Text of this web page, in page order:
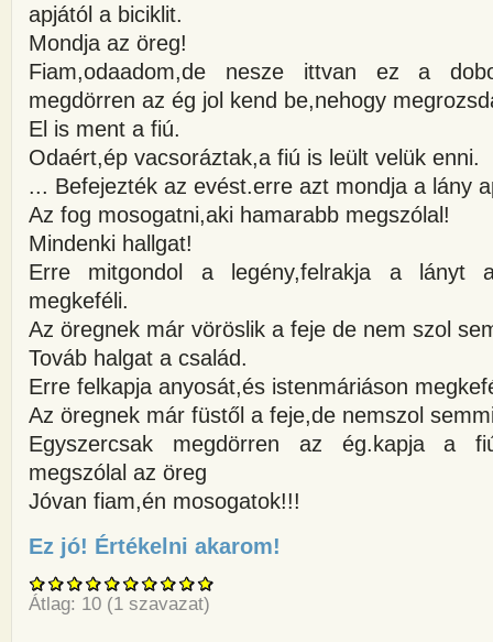
apjától a biciklit.
Mondja az öreg!
Fiam,odaadom,de nesze ittvan ez a
megdörren az ég jol kend be,nehogy
El is ment a fiú.
Odaért,ép vacsoráztak,a fiú is leült velük enni.
... Befejezték az evést.erre azt mondja a lány
Az fog mosogatni,aki hamarabb megszólal!
Mindenki hallgat!
Erre mitgondol a legény,felrakja a lányt
megkeféli.
Az öregnek már vöröslik a feje de nem szol
Továb halgat a család.
Erre felkapja anyosát,és istenmáriáson
Az öregnek már füstől a feje,de nemszol
Egyszercsak megdörren az ég.kapja a
megszólal az öreg
Jóvan fiam,én mosogatok!!!
Ez jó! Értékelni akarom!
Átlag: 10 (1 szavazat)